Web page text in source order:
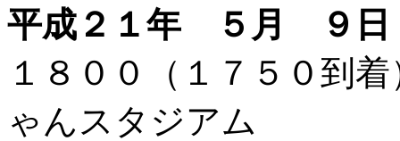
平成２１年 ５月 ９日
１８００（１７５０
ゃんスタジアム